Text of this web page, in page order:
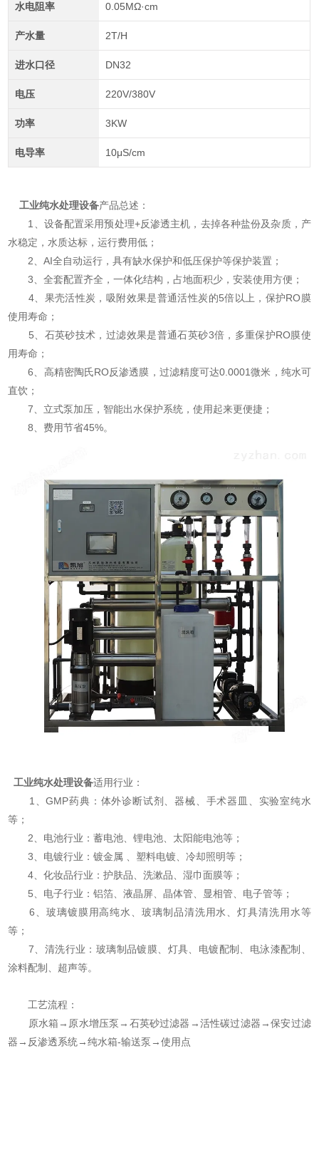
水电阻率 0.05MΩ·cm
产水量 2T/H
进水口径 DN32
电压 220V/380V
功率 3KW
电导率 10μS/cm
工业纯水处理设备产品总述：
1、设备配置采用预处理+反渗透主机，去掉各种盐份及杂质，产
水稳定，水质达标，运行费用低；
2、AI全自动运行，具有缺水保护和低压保护等保护装置；
3、全套配置齐全，一体化结构，占地面积少，安装使用方便；
4、果壳活性炭，吸附效果是普通活性炭的5倍以上，保护RO膜
使用寿命；
5、石英砂技术，过滤效果是普通石英砂3倍，多重保护RO膜使
用寿命；
6、高精密陶氏RO反渗透膜，过滤精度可达0.0001微米，纯水可
直饮；
7、立式泵加压，智能出水保护系统，使用起来更便捷；
8、费用节省45%。
工业纯水处理设备适用行业：
1、GMP药典：体外诊断试剂、器械、手术器皿、实验室纯水
等；
‍2、电池行业：蓄电池、锂电池、太阳能电‍池等；
3、电镀行业：镀金属 、塑料电镀、冷却照明等；
4、化妆品行业：护肤品、洗漱品、湿巾面膜等；
5、电子行业：铝箔、液晶屏、晶体管、显相管、电子管等；
6、玻璃镀膜用高纯水、玻璃制品清洗用水、灯具清洗用水等
等；
7、清洗行业：玻璃制品镀膜、灯具、电镀配制、电泳漆配制、
涂料配制、超声等。
工艺流程：
原水箱→原水增压泵→石英砂过滤器→活性碳过滤器→保安过滤
器→反渗透系统→纯水箱-输送泵→使用点